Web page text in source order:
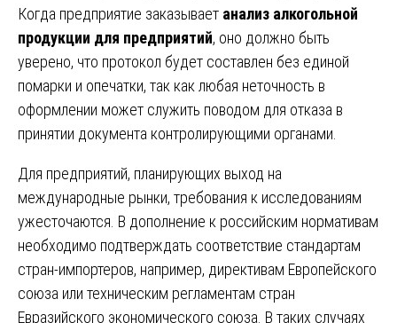
Когда предприятие заказывает анализ алкогольной
продукции для предприятий, оно должно быть
уверено, что протокол будет составлен без единой
помарки и опечатки, так как любая неточность в
оформлении может служить поводом для отказа в
принятии документа контролирующими органами.
Для предприятий, планирующих выход на
международные рынки, требования к исследованиям
ужесточаются. В дополнение к российским нормативам
необходимо подтверждать соответствие стандартам
стран-импортеров, например, директивам Европейского
союза или техническим регламентам стран
Евразийского экономического союза. В таких случаях